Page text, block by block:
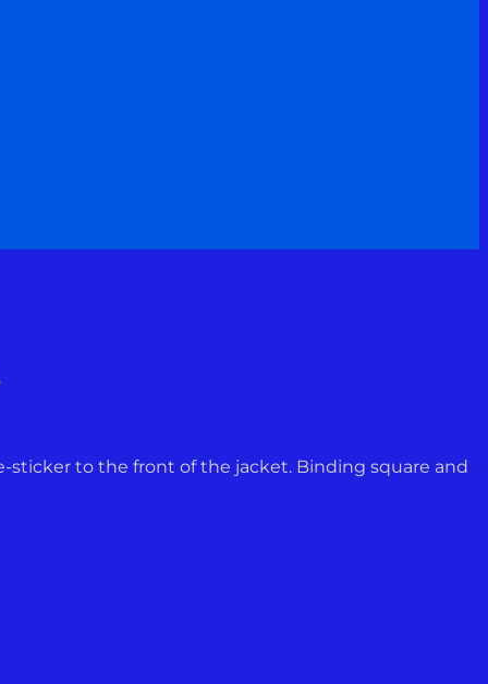
sticker to the front of the jacket. Binding square and